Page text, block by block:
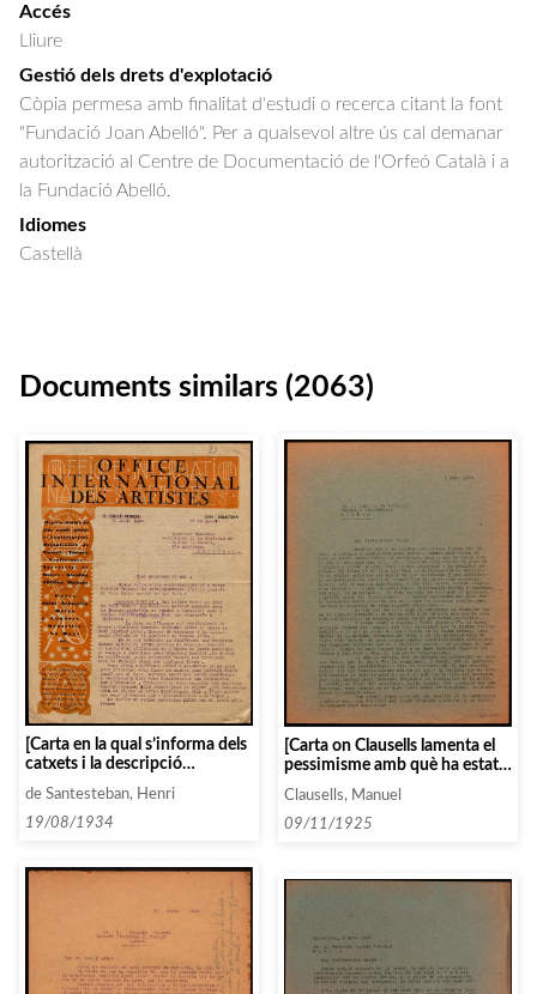
Accés
Lliure
Gestió dels drets d'explotació
Còpia permesa amb finalitat d'estudi o recerca citant la font
"Fundació Joan Abelló". Per a qualsevol altre ús cal demanar
autorització al Centre de Documentació de l'Orfeó Català i a
la Fundació Abelló.
Idiomes
Castellà
Documents similars (2063)
[Carta en la qual s’informa dels
catxets i la descripció
d’Edouard Herriot]
de Santesteban, Henri
19/08/1934
[Carta on Clausells lamenta el
pessimisme amb què ha estat
acollida la seva proposta i en la
qual confirma l’actuació de
Casals, Pau]
Clausells, Manuel
09/11/1925